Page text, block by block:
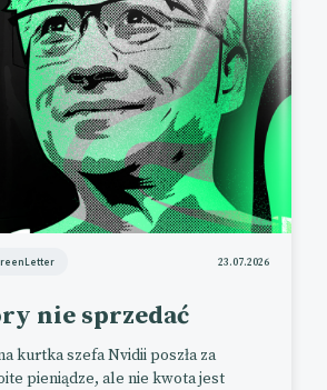
23.07.2026
nie sprzedać
kurtka szefa Nvidii poszła za
pieniądze, ale nie kwota jest